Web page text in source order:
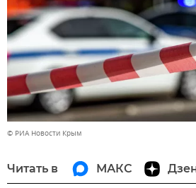
© РИА Новости Крым
Читать в МАКС